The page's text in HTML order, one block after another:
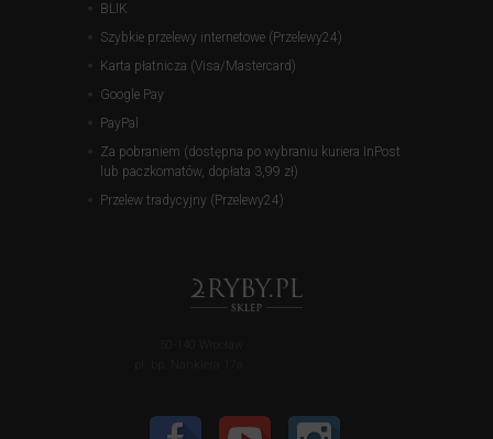
BLIK
Szybkie przelewy internetowe (Przelewy24)
Karta płatnicza (Visa/Mastercard)
Google Pay
PayPal
Za pobraniem (dostępna po wybraniu kuriera InPost
lub paczkomatów, dopłata 3,99 zł)
Przelew tradycyjny (Przelewy24)